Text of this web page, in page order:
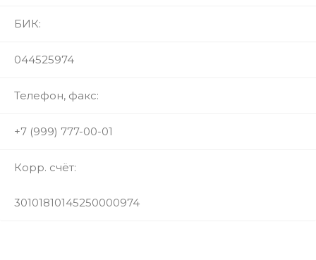
БИК:
044525974
Телефон, факс:
+7 (999) 777-00-01
Корр. счёт:
30101810145250000974